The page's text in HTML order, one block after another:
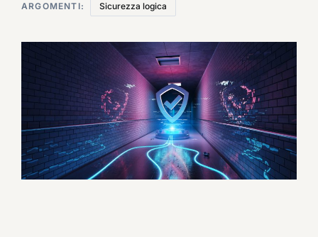
ARGOMENTI: Sicurezza logica